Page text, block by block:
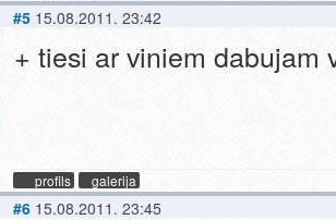
#5 15.08.2011. 23:42
+ tiesi ar viniem dabujam
profils galerija
#6 15.08.2011. 23:45